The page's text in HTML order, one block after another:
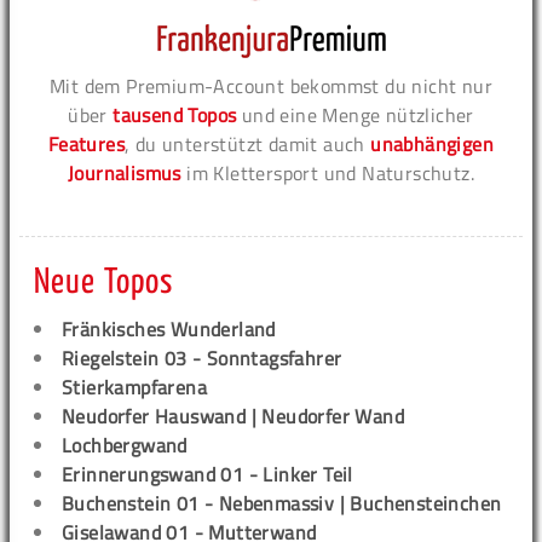
Mit dem Premium-Account bekommst du nicht nur
übertausend Toposund eine Menge nützlicher
Features, du unterstützt damit auch unabhängigen
Journalismusim Klettersport und Naturschutz.
Neue Topos
Fränkisches Wunderland
Riegelstein 03 - Sonntagsfahrer
Stierkampfarena
Neudorfer Hauswand | Neudorfer Wand
Lochbergwand
Erinnerungswand 01 - Linker Teil
Buchenstein 01 - Nebenmassiv | Buchensteinchen
Giselawand 01 - Mutterwand